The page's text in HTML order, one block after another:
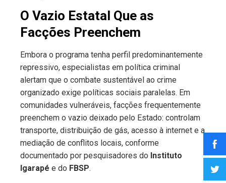
O Vazio Estatal Que as
Facções Preenchem
Embora o programa tenha perfil predominantemente
repressivo, especialistas em política criminal
alertam que o combate sustentável ao crime
organizado exige políticas sociais paralelas. Em
comunidades vulneráveis, facções frequentemente
preenchem o vazio deixado pelo Estado: controlam
transporte, distribuição de gás, acesso à internet e a
mediação de conflitos locais, conforme
documentado por pesquisadores do Instituto
Igarapé e do FBSP.